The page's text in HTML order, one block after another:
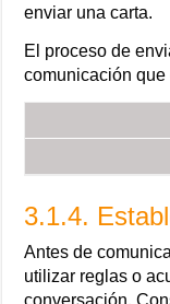
enviar una carta.
El proceso de
comunicación que
3.1.4.
Antes de
utilizar reglas o